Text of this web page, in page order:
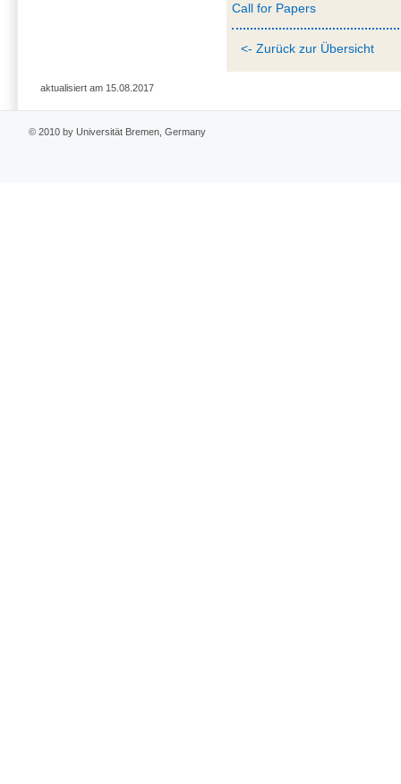
Call for Papers
<- Zurück zur Übersicht
aktualisiert am 15.08.2017
© 2010 by Universität Bremen, Germany